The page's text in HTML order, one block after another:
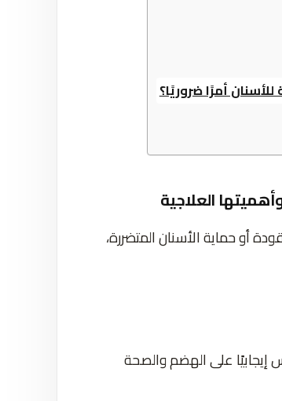
أمرًا ضروريًا؟
العلاجية
أو حماية الأسنان المتضررة،
إيجابيًا على الهضم والصحة